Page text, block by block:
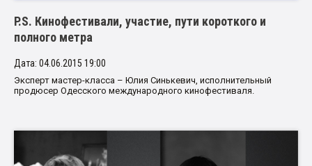
P.S. Кинофестивали, участие, пути короткого и
полного метра
Дата: 04.06.2015 19:00
Эксперт мастер-класса – Юлия Синькевич, исполнительный
продюсер Одесского международного кинофестиваля.